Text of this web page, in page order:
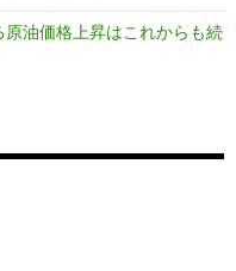
油価格上昇はこれからも続